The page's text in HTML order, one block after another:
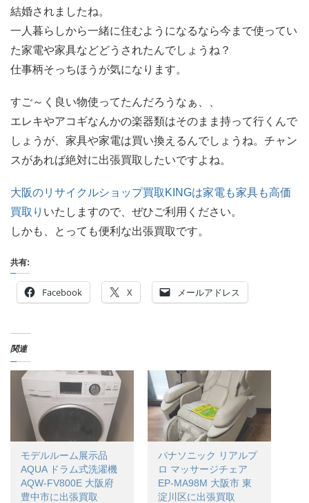
結婚されましたね。
一人暮らしから一緒に住むようになるなら今まで使ってい
た家電や家具などどうされたんでしょうね？
仕事柄そっちほうが気になります。
すご～く良い物使ってたんだろうなぁ、、
エレキやアコギなんかの楽器類はそのまま持って行くんで
しょうが、家具や家電は買い換えるんでしょうね。チャン
スがあれば絶対に出張買取したいですよね。
大阪のリサイクルショップ買取KINGは家電も家具も高価
買取り いたしますので、ぜひご利用ください。
しかも、とっても便利な出張買取です。
共有:
Facebook X メールアドレス
関連
モデルルーム展示品
AQUA ドラム式洗濯機
AQW-FV800E 大阪府
豊中市に出張買取
パナソニック リアルプ
ロ マッサージチェア
EP-MA98M 大阪市 東
淀川区に出張買取